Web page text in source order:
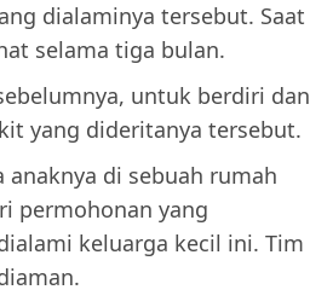
dialaminya tersebut. Saat
selama tiga bulan.
untuk berdiri dan
yang dideritanya tersebut.
di sebuah rumah
permohonan yang
keluarga kecil ini. Tim